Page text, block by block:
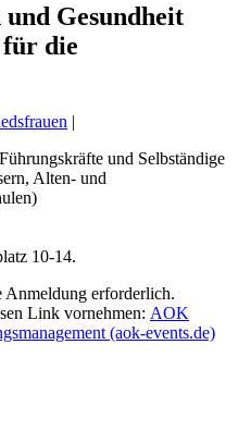
Gesundheit
für die
|
und Selbständige
Alten- und
10-14.
Anmeldung erforderlich.
Link vornehmen: AOK
(aok-events.de)